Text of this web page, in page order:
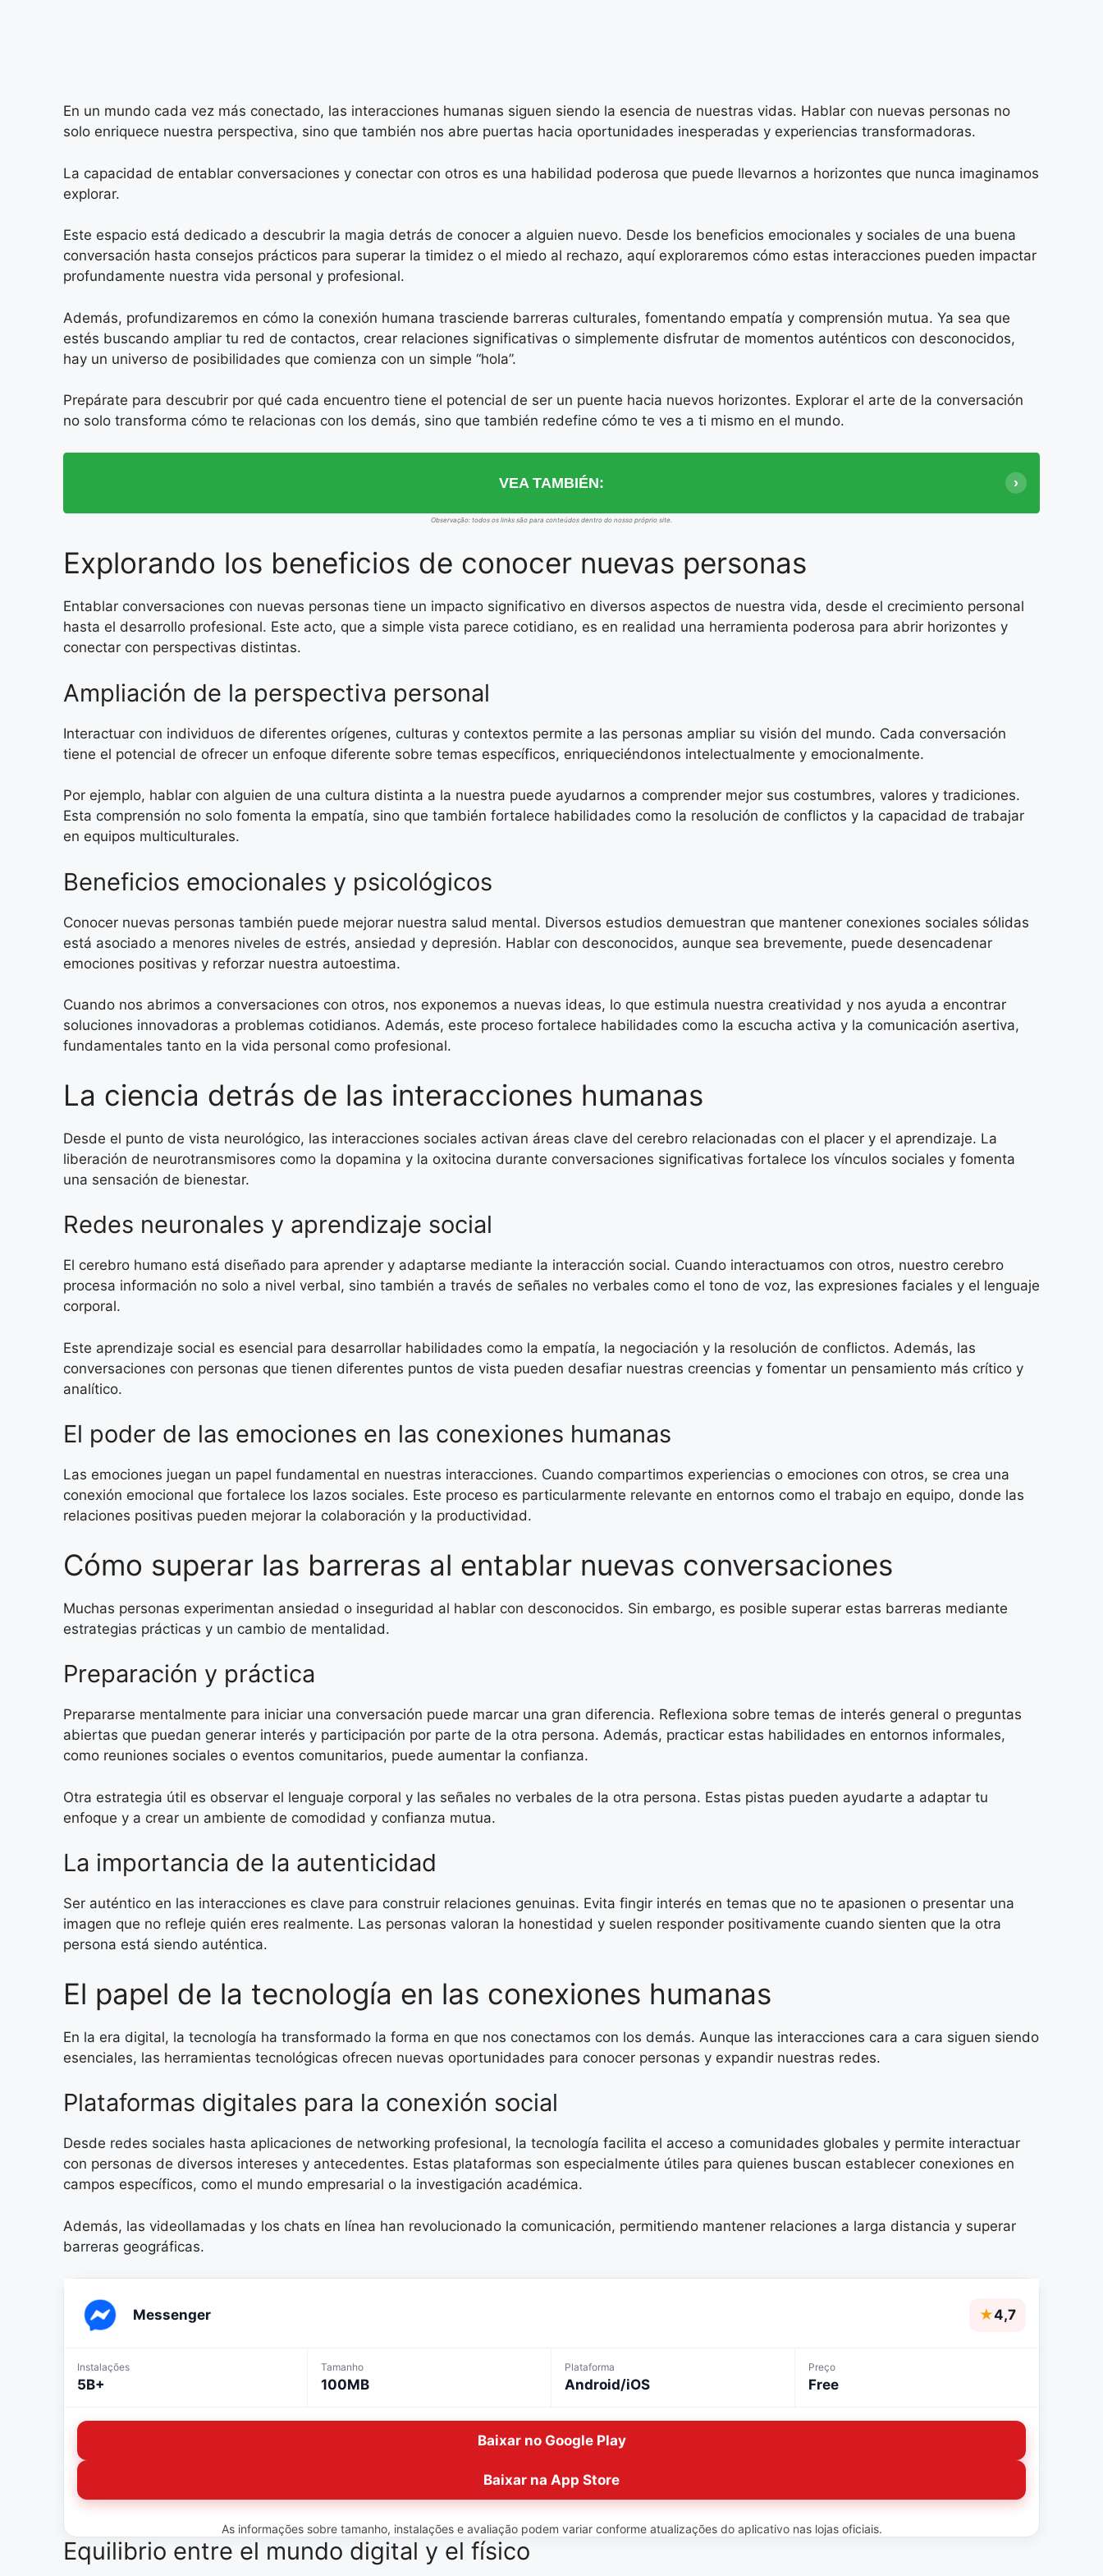
En un mundo cada vez más conectado, las interacciones humanas siguen siendo la esencia de nuestras vidas. Hablar con nuevas personas no
solo enriquece nuestra perspectiva, sino que también nos abre puertas hacia oportunidades inesperadas y experiencias transformadoras.
La capacidad de entablar conversaciones y conectar con otros es una habilidad poderosa que puede llevarnos a horizontes que nunca imaginamos
explorar.
Este espacio está dedicado a descubrir la magia detrás de conocer a alguien nuevo. Desde los beneficios emocionales y sociales de una buena
conversación hasta consejos prácticos para superar la timidez o el miedo al rechazo, aquí exploraremos cómo estas interacciones pueden impactar
profundamente nuestra vida personal y profesional.
Además, profundizaremos en cómo la conexión humana trasciende barreras culturales, fomentando empatía y comprensión mutua. Ya sea que
estés buscando ampliar tu red de contactos, crear relaciones significativas o simplemente disfrutar de momentos auténticos con desconocidos,
hay un universo de posibilidades que comienza con un simple “hola”.
Prepárate para descubrir por qué cada encuentro tiene el potencial de ser un puente hacia nuevos horizontes. Explorar el arte de la conversación
no solo transforma cómo te relacionas con los demás, sino que también redefine cómo te ves a ti mismo en el mundo.
VEA TAMBIÉN:
Observação: todos os links são para conteúdos dentro do nosso próprio site.
Explorando los beneficios de conocer nuevas personas
Entablar conversaciones con nuevas personas tiene un impacto significativo en diversos aspectos de nuestra vida, desde el crecimiento personal
hasta el desarrollo profesional. Este acto, que a simple vista parece cotidiano, es en realidad una herramienta poderosa para abrir horizontes y
conectar con perspectivas distintas.
Ampliación de la perspectiva personal
Interactuar con individuos de diferentes orígenes, culturas y contextos permite a las personas ampliar su visión del mundo. Cada conversación
tiene el potencial de ofrecer un enfoque diferente sobre temas específicos, enriqueciéndonos intelectualmente y emocionalmente.
Por ejemplo, hablar con alguien de una cultura distinta a la nuestra puede ayudarnos a comprender mejor sus costumbres, valores y tradiciones.
Esta comprensión no solo fomenta la empatía, sino que también fortalece habilidades como la resolución de conflictos y la capacidad de trabajar
en equipos multiculturales.
Beneficios emocionales y psicológicos
Conocer nuevas personas también puede mejorar nuestra salud mental. Diversos estudios demuestran que mantener conexiones sociales sólidas
está asociado a menores niveles de estrés, ansiedad y depresión. Hablar con desconocidos, aunque sea brevemente, puede desencadenar
emociones positivas y reforzar nuestra autoestima.
Cuando nos abrimos a conversaciones con otros, nos exponemos a nuevas ideas, lo que estimula nuestra creatividad y nos ayuda a encontrar
soluciones innovadoras a problemas cotidianos. Además, este proceso fortalece habilidades como la escucha activa y la comunicación asertiva,
fundamentales tanto en la vida personal como profesional.
La ciencia detrás de las interacciones humanas
Desde el punto de vista neurológico, las interacciones sociales activan áreas clave del cerebro relacionadas con el placer y el aprendizaje. La
liberación de neurotransmisores como la dopamina y la oxitocina durante conversaciones significativas fortalece los vínculos sociales y fomenta
una sensación de bienestar.
Redes neuronales y aprendizaje social
El cerebro humano está diseñado para aprender y adaptarse mediante la interacción social. Cuando interactuamos con otros, nuestro cerebro
procesa información no solo a nivel verbal, sino también a través de señales no verbales como el tono de voz, las expresiones faciales y el lenguaje
corporal.
Este aprendizaje social es esencial para desarrollar habilidades como la empatía, la negociación y la resolución de conflictos. Además, las
conversaciones con personas que tienen diferentes puntos de vista pueden desafiar nuestras creencias y fomentar un pensamiento más crítico y
analítico.
El poder de las emociones en las conexiones humanas
Las emociones juegan un papel fundamental en nuestras interacciones. Cuando compartimos experiencias o emociones con otros, se crea una
conexión emocional que fortalece los lazos sociales. Este proceso es particularmente relevante en entornos como el trabajo en equipo, donde las
relaciones positivas pueden mejorar la colaboración y la productividad.
Cómo superar las barreras al entablar nuevas conversaciones
Muchas personas experimentan ansiedad o inseguridad al hablar con desconocidos. Sin embargo, es posible superar estas barreras mediante
estrategias prácticas y un cambio de mentalidad.
Preparación y práctica
Prepararse mentalmente para iniciar una conversación puede marcar una gran diferencia. Reflexiona sobre temas de interés general o preguntas
abiertas que puedan generar interés y participación por parte de la otra persona. Además, practicar estas habilidades en entornos informales,
como reuniones sociales o eventos comunitarios, puede aumentar la confianza.
Otra estrategia útil es observar el lenguaje corporal y las señales no verbales de la otra persona. Estas pistas pueden ayudarte a adaptar tu
enfoque y a crear un ambiente de comodidad y confianza mutua.
La importancia de la autenticidad
Ser auténtico en las interacciones es clave para construir relaciones genuinas. Evita fingir interés en temas que no te apasionen o presentar una
imagen que no refleje quién eres realmente. Las personas valoran la honestidad y suelen responder positivamente cuando sienten que la otra
persona está siendo auténtica.
El papel de la tecnología en las conexiones humanas
En la era digital, la tecnología ha transformado la forma en que nos conectamos con los demás. Aunque las interacciones cara a cara siguen siendo
esenciales, las herramientas tecnológicas ofrecen nuevas oportunidades para conocer personas y expandir nuestras redes.
Plataformas digitales para la conexión social
Desde redes sociales hasta aplicaciones de networking profesional, la tecnología facilita el acceso a comunidades globales y permite interactuar
con personas de diversos intereses y antecedentes. Estas plataformas son especialmente útiles para quienes buscan establecer conexiones en
campos específicos, como el mundo empresarial o la investigación académica.
Además, las videollamadas y los chats en línea han revolucionado la comunicación, permitiendo mantener relaciones a larga distancia y superar
barreras geográficas.
Messenger ★4,7
Instalações
5B+
Tamanho
100MB
Plataforma
Android/iOS
Preço
Free
Baixar no Google Play
Baixar na App Store
As informações sobre tamanho, instalações e avaliação podem variar conforme atualizações do aplicativo nas lojas oficiais.
Equilibrio entre el mundo digital y el físico